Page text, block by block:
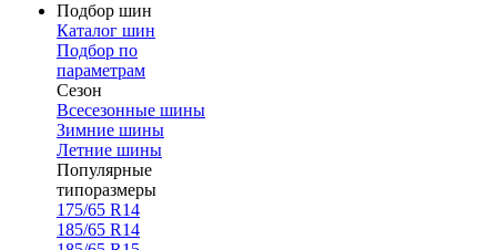
Подбор шин
Каталог шин
Подбор по
параметрам
Сезон
Всесезонные шины
Зимние шины
Летние шины
Популярные
типоразмеры
175/65 R14
185/65 R14